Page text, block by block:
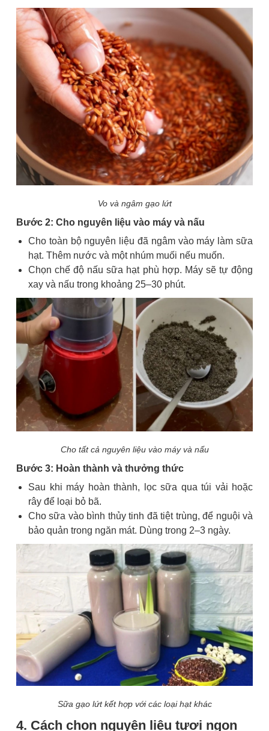
Vo và ngâm gạo lứt
Bước 2: Cho nguyên liệu vào máy và nấu
Cho toàn bộ nguyên liệu đã ngâm vào máy làm sữa
hạt. Thêm nước và một nhúm muối nếu muốn.
Chọn chế độ nấu sữa hạt phù hợp. Máy sẽ tự động
xay và nấu trong khoảng 25–30 phút.
Cho tất cả nguyên liệu vào máy và nấu
Bước 3: Hoàn thành và thưởng thức
Sau khi máy hoàn thành, lọc sữa qua túi vải hoặc
rây để loại bỏ bã.
Cho sữa vào bình thủy tinh đã tiệt trùng, để nguội và
bảo quản trong ngăn mát. Dùng trong 2–3 ngày.
Sữa gạo lứt kết hợp với các loại hạt khác
4. Cách chọn nguyên liệu tươi ngon